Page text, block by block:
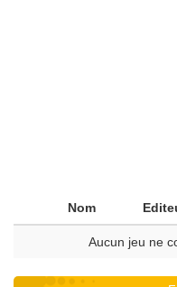
Nom
Aucun jeu ne